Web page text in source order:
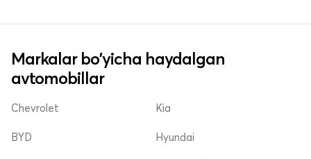
Markalar bo'yicha haydalgan
avtomobillar
Chevrolet
BYD
Kia
Hyundai